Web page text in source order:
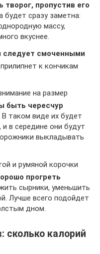
творог, пропустив его
будет сразу заметна:
массу,
вкуснее.
смоченными
к кончикам
на размер
быть чересчур
В таком виде их будет
в середине они будут
выкладывать
и румяной корочки
прогреть
сырники, уменьшить
Лучше всего подойдет
дном.
сколько калорий